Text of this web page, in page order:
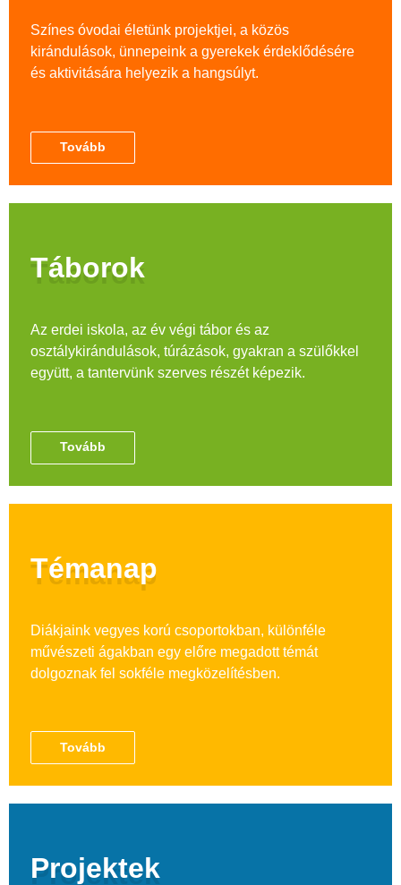
Színes óvodai életünk projektjei, a közös
kirándulások, ünnepeink a gyerekek érdeklődésére
és aktivitására helyezik a hangsúlyt.
Tovább
Táborok
Az erdei iskola, az év végi tábor és az
osztálykirándulások, túrázások, gyakran a szülőkkel
együtt, a tantervünk szerves részét képezik.
Tovább
Témanap
Diákjaink vegyes korú csoportokban, különféle
művészeti ágakban egy előre megadott témát
dolgoznak fel sokféle megközelítésben.
Tovább
Projektek